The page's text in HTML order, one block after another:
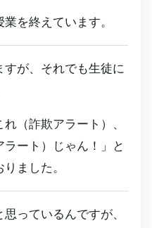
を終えています。
が、それでも生徒に
（詐欺アラート）、
ート）じゃん！」と
ました。
っているんですが、